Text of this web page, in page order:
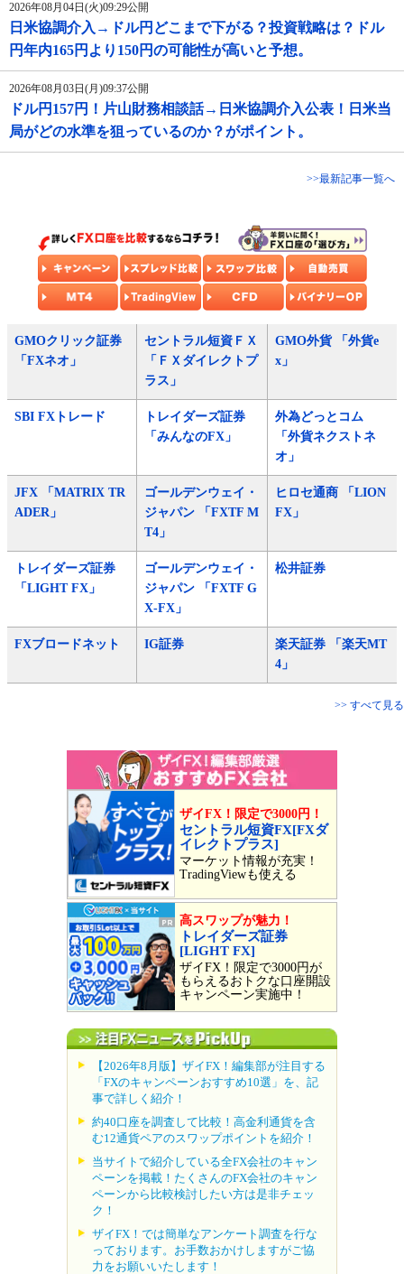
2026年08月04日(火)09:29公開
日米協調介入→ドル円どこまで下がる？投資戦略は？ドル
円年内165円より150円の可能性が高いと予想。
2026年08月03日(月)09:37公開
ドル円157円！片山財務相談話→日米協調介入公表！日米当
局がどの水準を狙っているのか？がポイント。
>>最新記事一覧へ
GMOクリック証券
「FXネオ」
セントラル短資ＦＸ
「ＦＸダイレクトプ
ラス」
GMO外貨 「外貨e
x」
SBI FXトレード
トレイダーズ証券
「みんなのFX」
外為どっとコム
「外貨ネクストネ
オ」
JFX 「MATRIX TR
ADER」
ゴールデンウェイ・
ジャパン 「FXTF M
T4」
ヒロセ通商 「LION
FX」
トレイダーズ証券
「LIGHT FX」
ゴールデンウェイ・
ジャパン 「FXTF G
X-FX」
松井証券
FXブロードネット IG証券
楽天証券 「楽天MT
4」
>> すべて見る
ザイFX！限定で3000円！
セントラル短資FX[FXダ
イレクトプラス]
マーケット情報が充実！
TradingViewも使える
高スワップが魅力！
トレイダーズ証券
[LIGHT FX]
ザイFX！限定で3000円が
もらえるおトクな口座開設
キャンペーン実施中！
【2026年8月版】ザイFX！編集部が注目する
「FXのキャンペーンおすすめ10選」を、記
事で詳しく紹介！
約40口座を調査して比較！高金利通貨を含
む12通貨ペアのスワップポイントを紹介！
当サイトで紹介している全FX会社のキャン
ペーンを掲載！たくさんのFX会社のキャン
ペーンから比較検討したい方は是非チェッ
ク！
ザイFX！では簡単なアンケート調査を行な
っております。お手数おかけしますがご協
力をお願いいたします！